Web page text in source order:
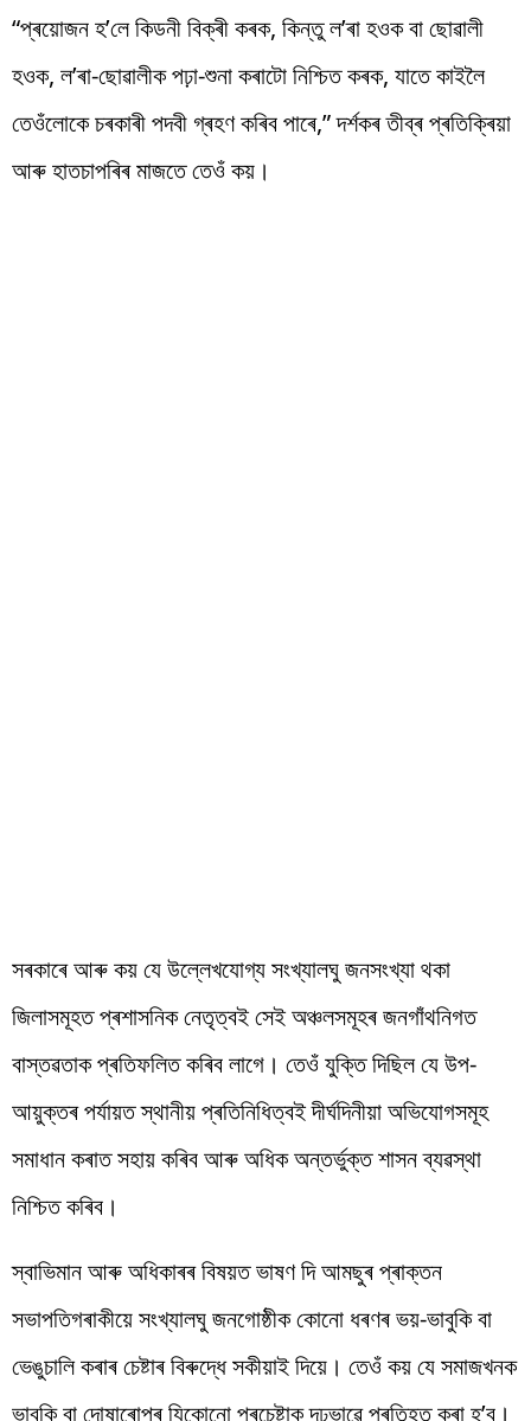
“প্ৰয়োজন হ’লে কিডনী বিক্ৰী কৰক, কিন্তু ল’ৰা হওক বা ছোৱালী
হওক, ল’ৰা-ছোৱালীক পঢ়া-শুনা কৰাটো নিশ্চিত কৰক, যাতে কাইলৈ ​​
তেওঁলোকে চৰকাৰী পদবী গ্ৰহণ কৰিব পাৰে,” দৰ্শকৰ তীব্ৰ প্ৰতিক্ৰিয়া
আৰু হাতচাপৰিৰ মাজতে তেওঁ কয়।
সৰকাৰে আৰু কয় যে উল্লেখযোগ্য সংখ্যালঘু জনসংখ্যা থকা
জিলাসমূহত প্ৰশাসনিক নেতৃত্বই সেই অঞ্চলসমূহৰ জনগাঁথনিগত
বাস্তৱতাক প্ৰতিফলিত কৰিব লাগে। তেওঁ যুক্তি দিছিল যে উপ-
আয়ুক্তৰ পৰ্যায়ত স্থানীয় প্ৰতিনিধিত্বই দীৰ্ঘদিনীয়া অভিযোগসমূহ
সমাধান কৰাত সহায় কৰিব আৰু অধিক অন্তৰ্ভুক্ত শাসন ব্যৱস্থা
নিশ্চিত কৰিব।
স্বাভিমান আৰু অধিকাৰৰ বিষয়ত ভাষণ দি আমছুৰ প্ৰাক্তন
সভাপতিগৰাকীয়ে সংখ্যালঘু জনগোষ্ঠীক কোনো ধৰণৰ ভয়-ভাবুকি বা
ভেঙুচালি কৰাৰ চেষ্টাৰ বিৰুদ্ধে সকীয়াই দিয়ে। তেওঁ কয় যে সমাজখনক
ভাবুকি বা দোষাৰোপৰ যিকোনো প্ৰচেষ্টাক দৃঢ়ভাৱে প্ৰতিহত কৰা হ’ব।